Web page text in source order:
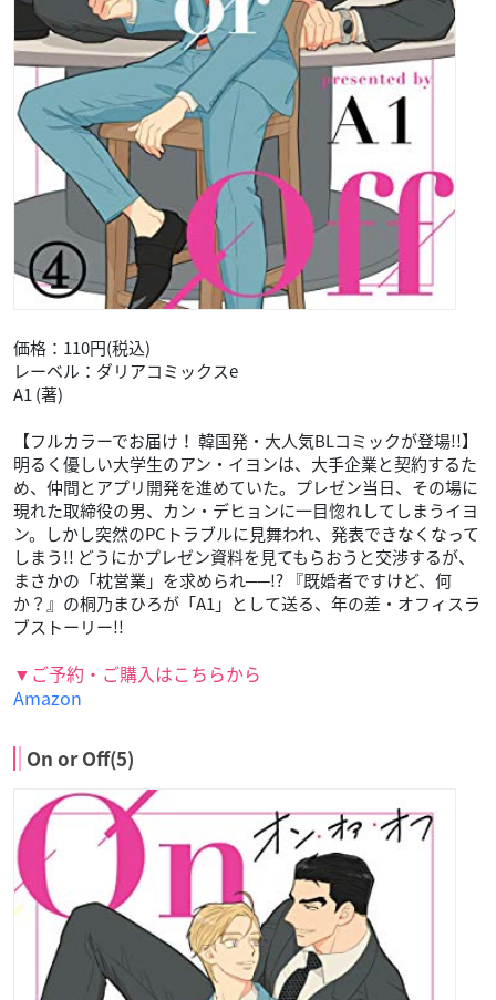
価格：110円(税込)
レーベル：ダリアコミックスe
A1 (著)
【フルカラーでお届け！ 韓国発・大人気BLコミックが登場!!】
明るく優しい大学生のアン・イヨンは、大手企業と契約するた
め、仲間とアプリ開発を進めていた。プレゼン当日、その場に
現れた取締役の男、カン・デヒョンに一目惚れしてしまうイヨ
ン。しかし突然のPCトラブルに見舞われ、発表できなくなって
しまう!! どうにかプレゼン資料を見てもらおうと交渉するが、
まさかの「枕営業」を求められ──!? 『既婚者ですけど、何
か？』の桐乃まひろが「A1」として送る、年の差・オフィスラ
ブストーリー!!
▼ご予約・ご購入はこちらから
Amazon
On or Off(5)